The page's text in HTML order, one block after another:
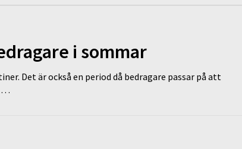
i sommar
Det är också en period då bedragare passar på att
…